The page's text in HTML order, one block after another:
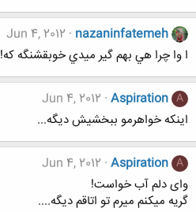
nazaninfatemeh
Jun 4, 2012
ا وا چرا هي بهم گير ميدي خوبقشنگه كه!
A
Aspiration
Jun 4, 2012
اینکه خواهرمو ببخشیش دیگه...
A
Aspiration
Jun 4, 2012
وای دلم آب خواست!
گریه میکنم میرم تو اتاقم دیگه....